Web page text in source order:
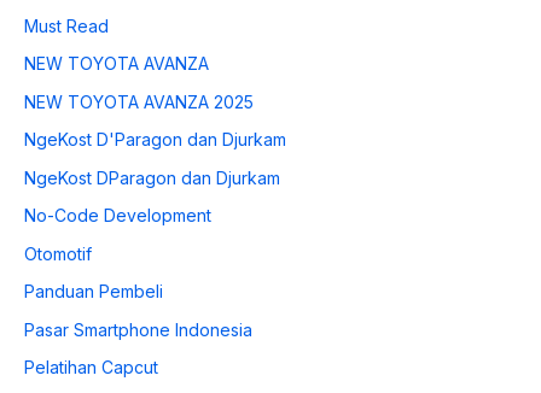
Must Read
NEW TOYOTA AVANZA
NEW TOYOTA AVANZA 2025
NgeKost D'Paragon dan Djurkam
NgeKost DParagon dan Djurkam
No-Code Development
Otomotif
Panduan Pembeli
Pasar Smartphone Indonesia
Pelatihan Capcut